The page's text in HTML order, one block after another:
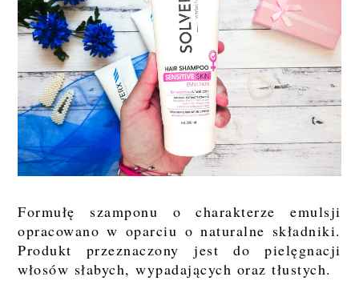
Formułę szamponu o charakterze emulsji
opracowano w oparciu o naturalne składniki.
Produkt przeznaczony jest do pielęgnacji
włosów słabych, wypadających oraz tłustych.